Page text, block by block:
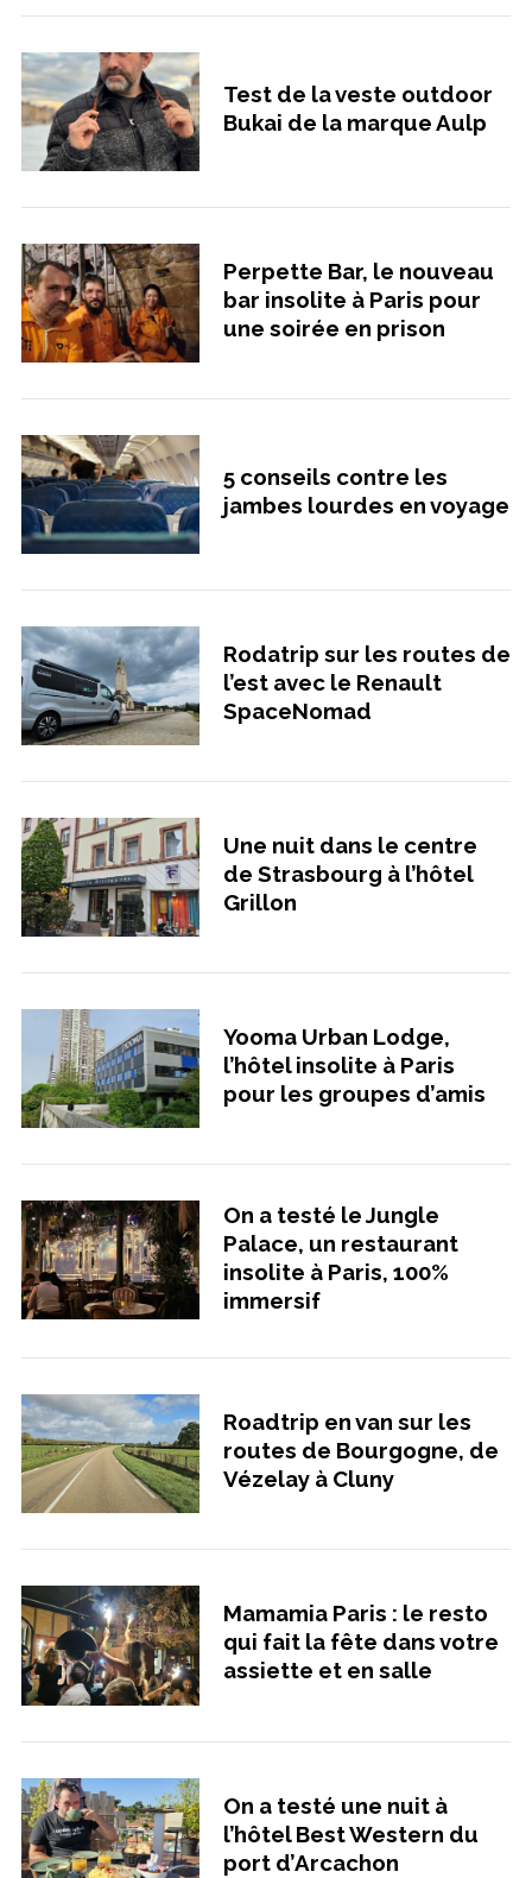
Test de la veste outdoor
Bukai de la marque Aulp
Perpette Bar, le nouveau
bar insolite à Paris pour
une soirée en prison
5 conseils contre les
jambes lourdes en voyage
Rodatrip sur les routes de
l’est avec le Renault
SpaceNomad
Une nuit dans le centre
de Strasbourg à l’hôtel
Grillon
Yooma Urban Lodge,
l’hôtel insolite à Paris
pour les groupes d’amis
On a testé le Jungle
Palace, un restaurant
insolite à Paris, 100%
immersif
Roadtrip en van sur les
routes de Bourgogne, de
Vézelay à Cluny
Mamamia Paris : le resto
qui fait la fête dans votre
assiette et en salle
On a testé une nuit à
l’hôtel Best Western du
port d’Arcachon